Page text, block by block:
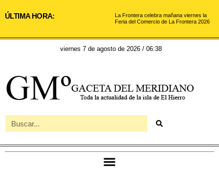
ÚLTIMA HORA:
La Frontera celebra mañana viernes la
Feria del Comercio de La Frontera 2026
viernes 7 de agosto de 2026 / 06:38